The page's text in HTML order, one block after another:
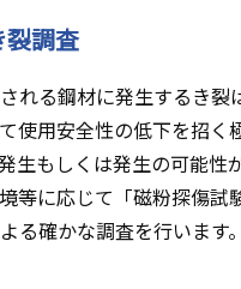
裂調査
れる鋼材に発生するき裂
使用安全性の低下を招く
生もしくは発生の可能性
等に応じて「磁粉探傷試
る確かな調査を行います。